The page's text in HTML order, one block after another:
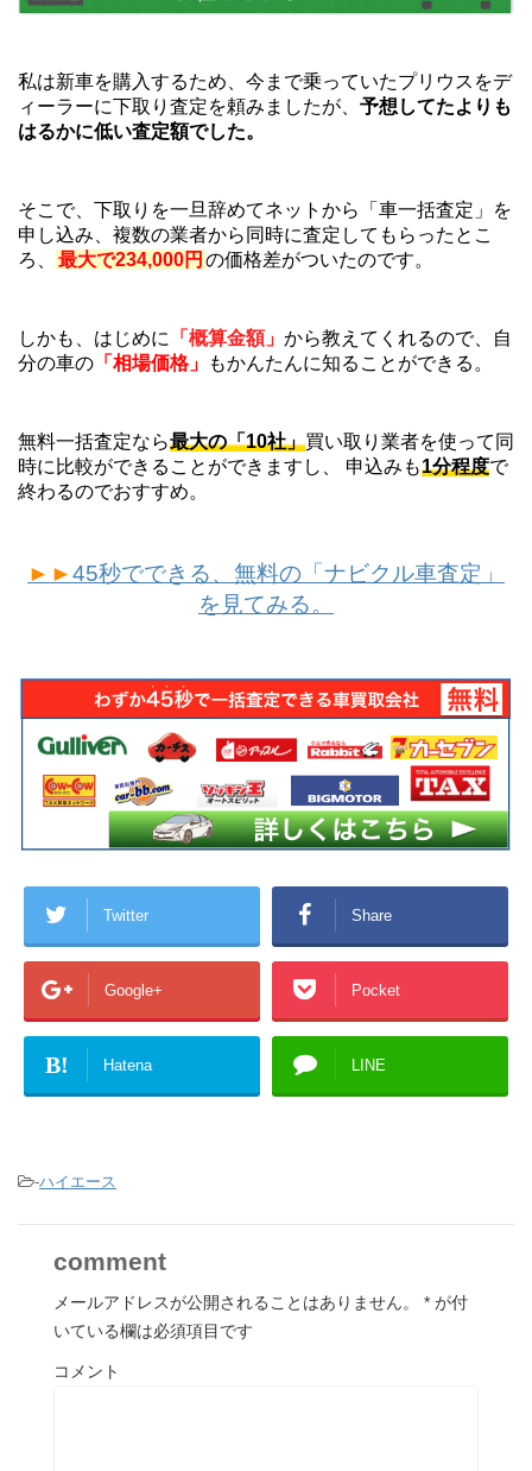
私は新車を購入するため、今まで乗っていたプリウスをデ
ィーラーに下取り査定を頼みましたが、 予想してたよりも
はるかに低い査定額でした。
そこで、下取りを一旦辞めてネットから「車一括査定」を
申し込み、複数の業者から同時に査定してもらったとこ
ろ、
最大で234,000円 の価格差がついたのです。
しかも、はじめに 「概算金額」 から教えてくれるので、自
分の車の 「相場価格」 もかんたんに知ることができる。
無料一括査定なら最大の「10社」買い取り業者を使って同
時に比較ができることができますし、 申込みも1分程度で
終わるのでおすすめ。
►►45秒でできる、無料の「ナビクル車査定」
を見てみる。
Twitter Share
Google+ Pocket
B! Hatena LINE
-ハイエース
comment
メールアドレスが公開されることはありません。 * が付
いている欄は必須項目です
コメント